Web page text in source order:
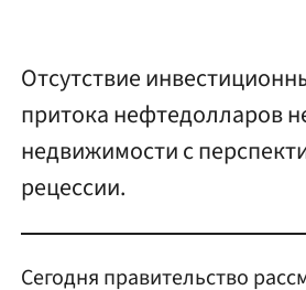
Отсутствие
притока нефтедолларов
недвижимости с
рецессии.
Сегодня правительство